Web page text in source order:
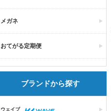
メガネ
おてがる定期便
ブランドから探す
ウェイブ